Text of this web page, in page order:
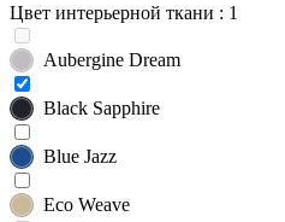
Цвет интерьерной ткани : 1
Aubergine Dream
Black Sapphire
Blue Jazz
Eco Weave